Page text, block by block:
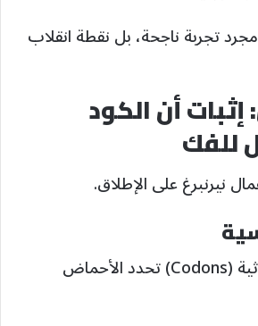
تجربة ناجحة، بل نقطة انقلاب
إثبات أن الكود
للفك
نيرنبرغ على الإطلاق.
إثبات أن وحدات ثلاثية (Codons) تحدد الأحماض